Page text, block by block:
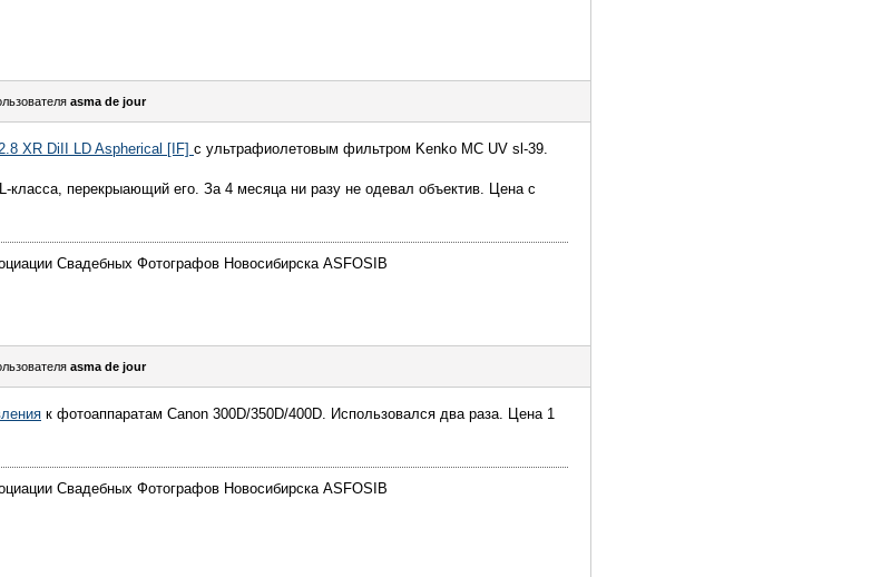
asma de jour
XR DiII LD Aspherical [IF] с ультрафиолетовым фильтром Kenko MC UV sl-39.
класса, перекрыающий его. За 4 месяца ни разу не одевал объектив. Цена с
Свадебных Фотографов Новосибирска ASFOSIB
asma de jour
к фотоаппаратам Canon 300D/350D/400D. Использовался два раза. Цена 1
Свадебных Фотографов Новосибирска ASFOSIB